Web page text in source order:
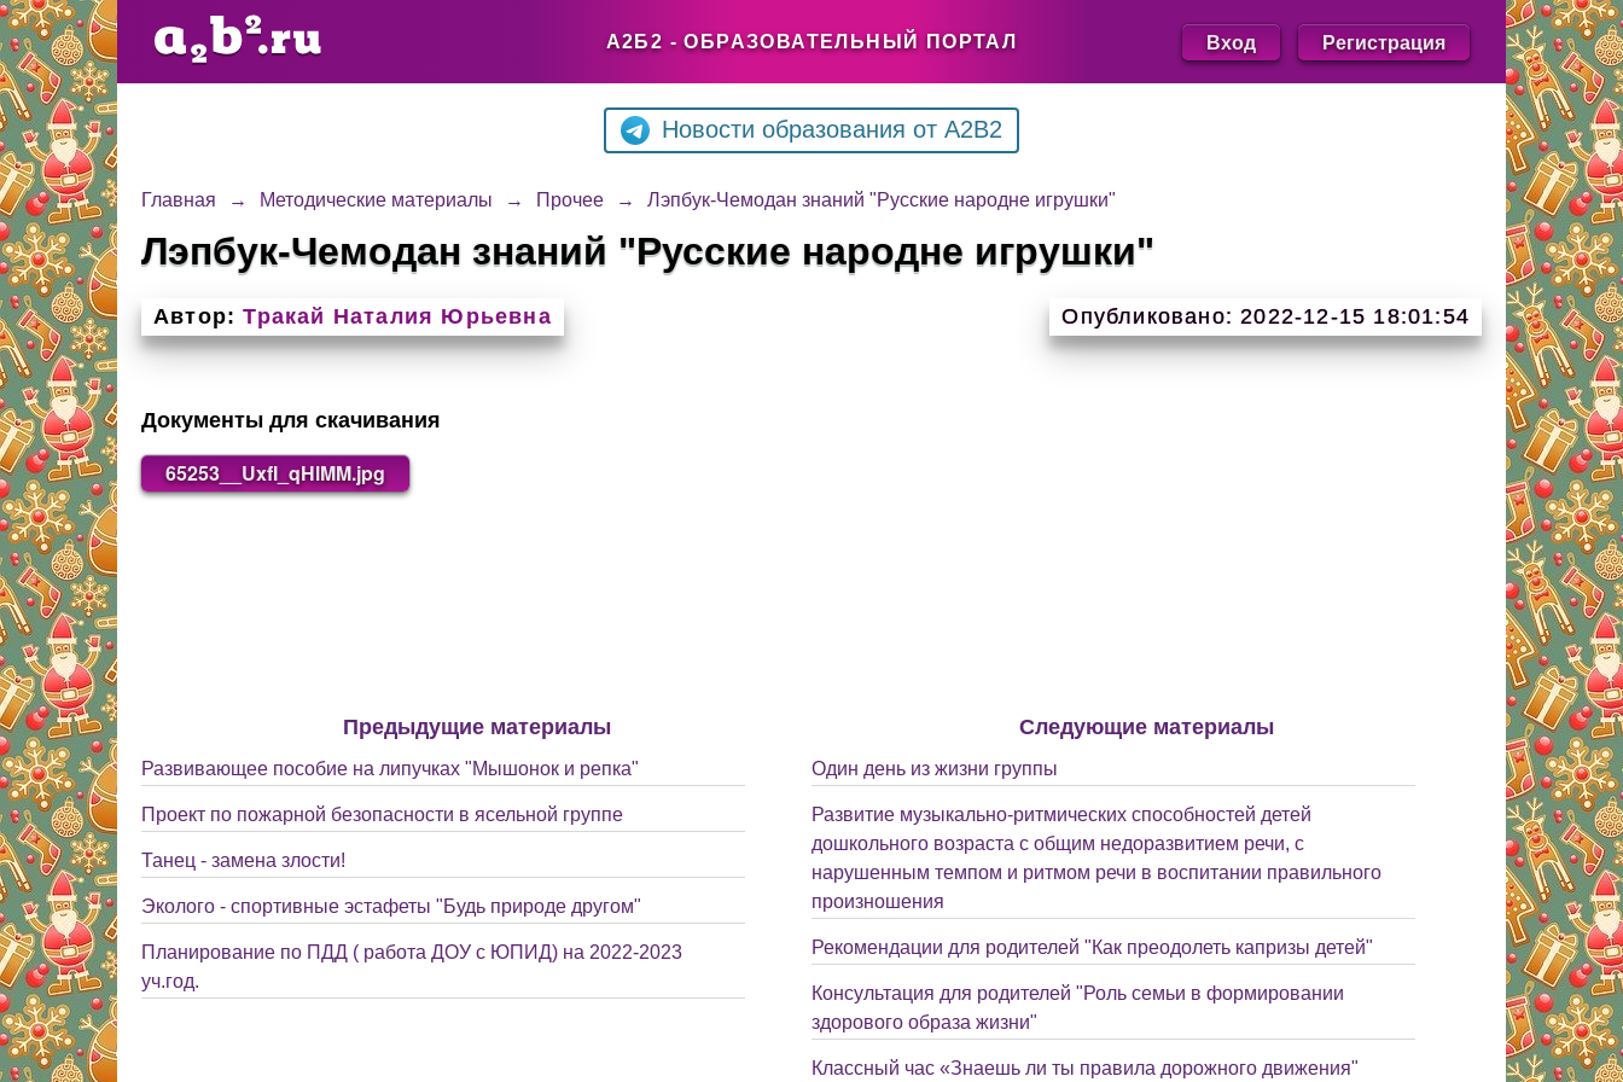
А2Б2 - ОБРАЗОВАТЕЛЬНЫЙ ПОРТАЛ Вход Регистрация
Новости образования от A2B2
Главная → Методические материалы → Прочее → Лэпбук-Чемодан знаний "Русские народне игрушки"
Лэпбук-Чемодан знаний "Русские народне игрушки"
Автор: Тракай Наталия Юрьевна Опубликовано: 2022-12-15 18:01:54
Документы для скачивания
65253__UxfI_qHlMM.jpg
Предыдущие материалы
Развивающее пособие на липучках "Мышонок и репка"
Проект по пожарной безопасности в ясельной группе
Танец - замена злости!
Эколого - спортивные эстафеты "Будь природе другом"
Планирование по ПДД ( работа ДОУ с ЮПИД) на 2022-2023
уч.год.
Следующие материалы
Один день из жизни группы
Развитие музыкально-ритмических способностей детей
дошкольного возраста с общим недоразвитием речи, с
нарушенным темпом и ритмом речи в воспитании правильного
произношения
Рекомендации для родителей "Как преодолеть капризы детей"
Консультация для родителей "Роль семьи в формировании
здорового образа жизни"
Классный час «Знаешь ли ты правила дорожного движения"